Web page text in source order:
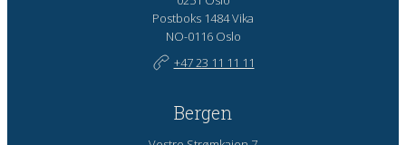
Postboks 1484 Vika
NO-0116 Oslo
+47 23 11 11 11
Bergen